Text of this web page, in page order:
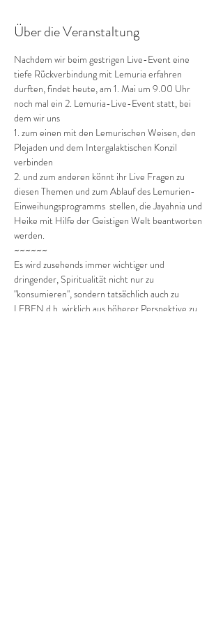
Über die Veranstaltung
Nachdem wir beim gestrigen Live-Event eine
tiefe Rückverbindung mit Lemuria erfahren
durften, findet heute, am 1. Mai um 9.00 Uhr
noch mal ein 2. Lemuria-Live-Event statt, bei
dem wir uns
1. zum einen mit den Lemurischen Weisen, den
Plejaden und dem Intergalaktischen Konzil
verbinden
2. und zum anderen könnt ihr Live Fragen zu
diesen Themen und zum Ablauf des Lemurien-
Einweihungsprogramms  stellen, die Jayahnia und
Heike mit Hilfe der Geistigen Welt beantworten
werden.
~~~~~~
Es wird zusehends immer wichtiger und
dringender, Spiritualität nicht nur zu
"konsumieren", sondern tatsächlich auch zu
LEBEN d.h. wirklich aus höherer Perspektive zu